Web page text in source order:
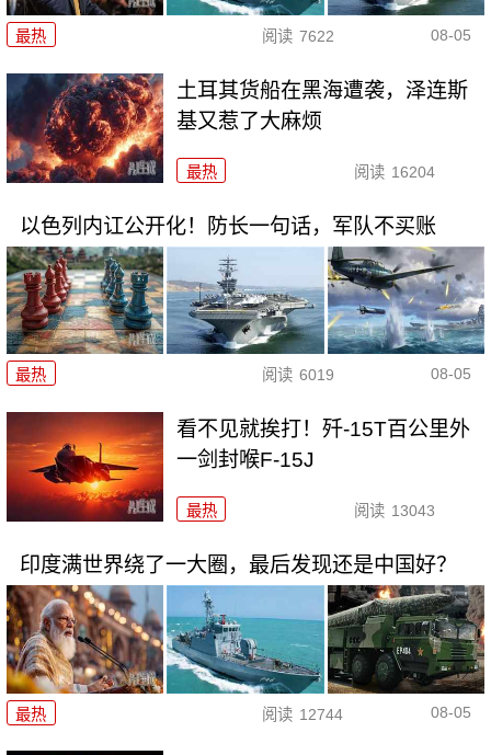
最热 阅读 7622 08-05
土耳其货船在黑海遭袭，泽连斯
基又惹了大麻烦
最热 阅读 16204
以色列内讧公开化！防长一句话，军队不买账
最热 阅读 6019 08-05
看不见就挨打！歼-15T百公里外
一剑封喉F-15J
最热 阅读 13043
印度满世界绕了一大圈，最后发现还是中国好？
最热 阅读 12744 08-05